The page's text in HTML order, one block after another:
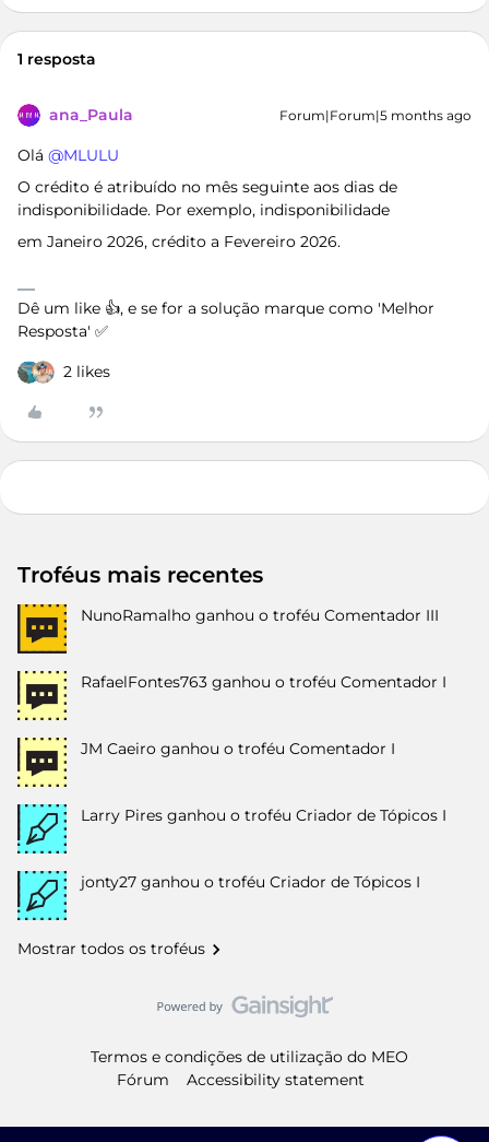
1 resposta
ana_Paula Forum|Forum|5 months ago
Olá ​ @MLULU
O crédito é atribuído no mês seguinte aos dias de
indisponibilidade. Por exemplo, indisponibilidade
em Janeiro 2026, crédito a Fevereiro 2026.
Dê um like 👍, e se for a solução marque como 'Melhor
Resposta' ✅
2 likes
Troféus mais recentes
NunoRamalho ganhou o troféu Comentador III
RafaelFontes763 ganhou o troféu Comentador I
JM Caeiro ganhou o troféu Comentador I
Larry Pires ganhou o troféu Criador de Tópicos I
jonty27 ganhou o troféu Criador de Tópicos I
Mostrar todos os troféus
Termos e condições de utilização do MEO
Fórum
Accessibility statement